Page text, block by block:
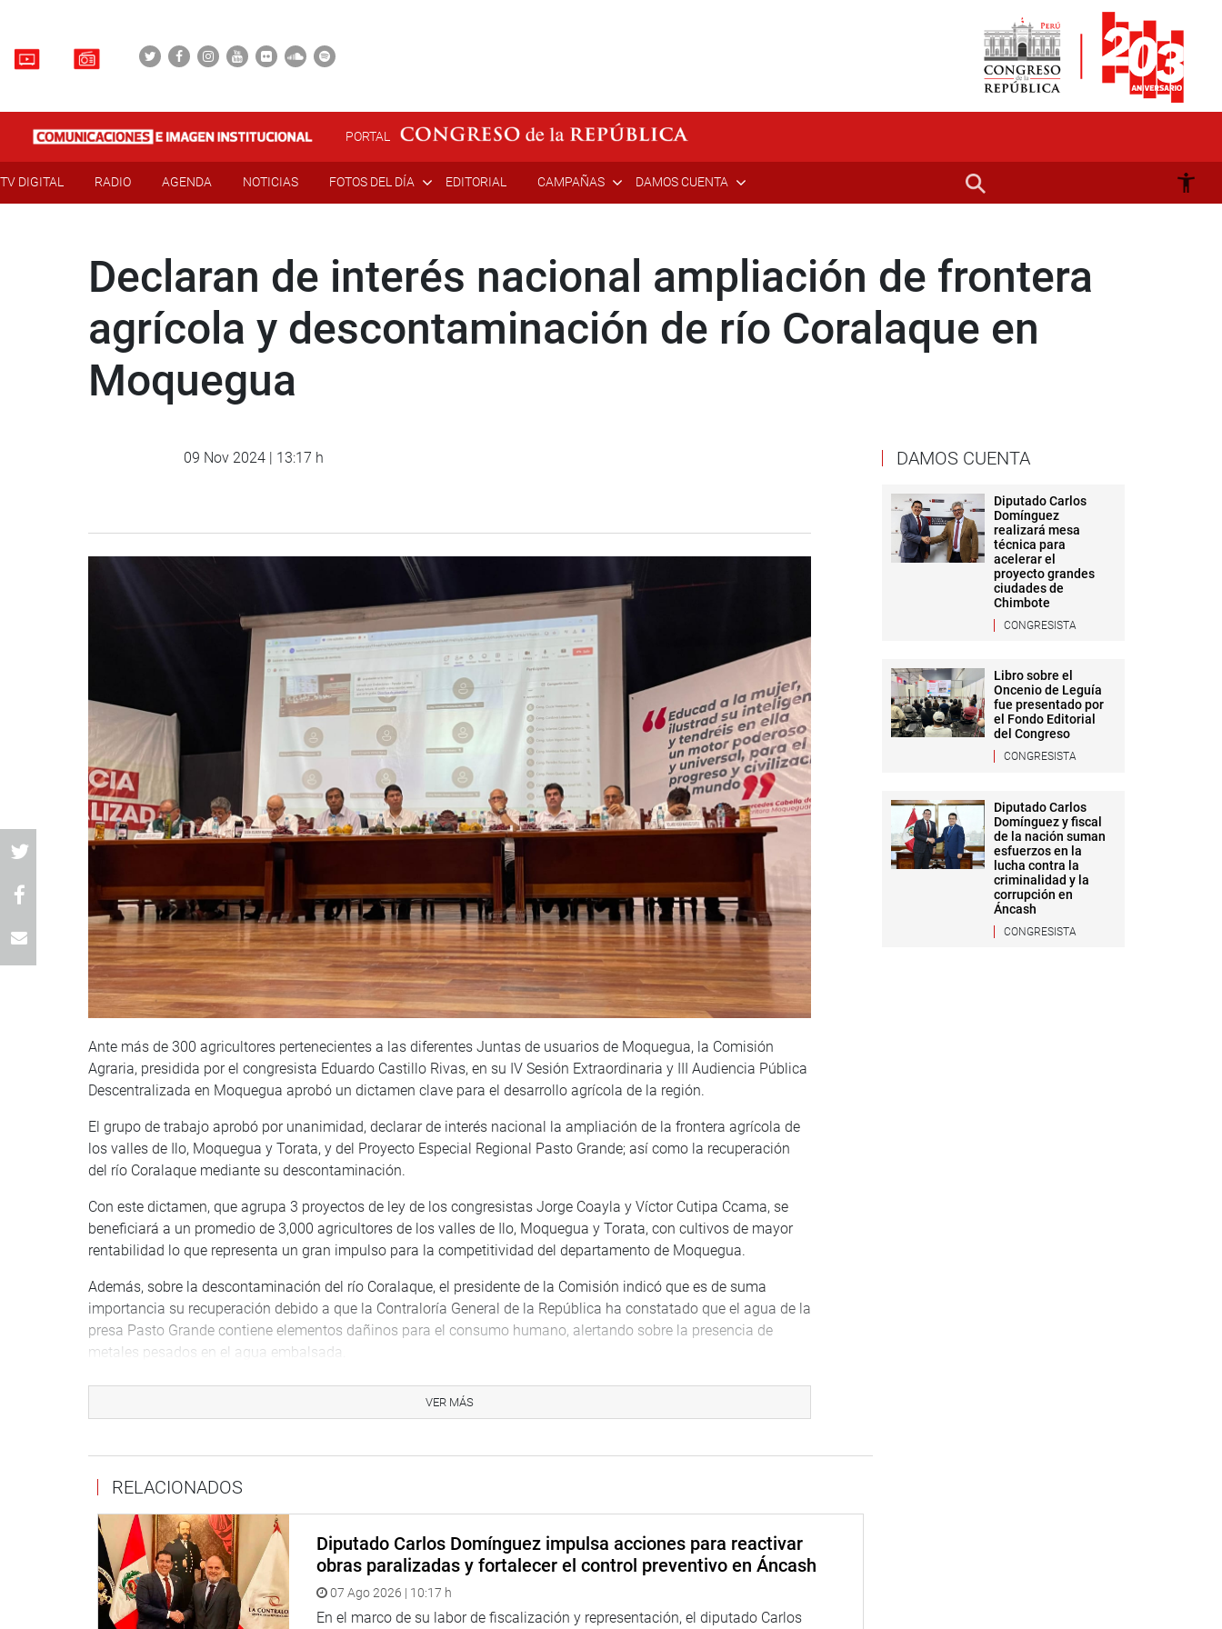
PORTAL
TV DIGITAL RADIO AGENDA NOTICIAS FOTOS DEL DÍA EDITORIAL CAMPAÑAS DAMOS CUENTA
Declaran de interés nacional ampliación de frontera
agrícola y descontaminación de río Coralaque en
Moquegua
09 Nov 2024 | 13:17 h
Ante más de 300 agricultores pertenecientes a las diferentes Juntas de usuarios de Moquegua, la Comisión
Agraria, presidida por el congresista Eduardo Castillo Rivas, en su IV Sesión Extraordinaria y III Audiencia Pública
Descentralizada en Moquegua aprobó un dictamen clave para el desarrollo agrícola de la región.
El grupo de trabajo aprobó por unanimidad, declarar de interés nacional la ampliación de la frontera agrícola de
los valles de Ilo, Moquegua y Torata, y del Proyecto Especial Regional Pasto Grande; así como la recuperación
del río Coralaque mediante su descontaminación.
Con este dictamen, que agrupa 3 proyectos de ley de los congresistas Jorge Coayla y Víctor Cutipa Ccama, se
beneficiará a un promedio de 3,000 agricultores de los valles de Ilo, Moquegua y Torata, con cultivos de mayor
rentabilidad lo que representa un gran impulso para la competitividad del departamento de Moquegua.
Además, sobre la descontaminación del río Coralaque, el presidente de la Comisión indicó que es de suma
importancia su recuperación debido a que la Contraloría General de la República ha constatado que el agua de la
presa Pasto Grande contiene elementos dañinos para el consumo humano, alertando sobre la presencia de
metales pesados en el agua embalsada.
También estuvo presente el viceminstro de Agricultura Familiar e Infraestructura Agraria y Riego, Ivan Ramos
Pastor, quien expuso sobre la “Ampliación de frontera agrícola, problemática de la mosca de la fruta y
que tienen en la región y agradecieron a la Comisión Agraria, debido a que explicaron que es la primera vez que
llega a Moquegua.
COMISIÓN AGRARIA DEL CONGRESO DE LA REPÚBLICA
VER MÁS
RELACIONADOS
Diputado Carlos Domínguez impulsa acciones para reactivar
obras paralizadas y fortalecer el control preventivo en Áncash
07 Ago 2026 | 10:17 h
En el marco de su labor de fiscalización y representación, el diputado Carlos
DAMOS CUENTA
Diputado Carlos
Domínguez
realizará mesa
técnica para
acelerar el
proyecto grandes
ciudades de
Chimbote
CONGRESISTA
Libro sobre el
Oncenio de Leguía
fue presentado por
el Fondo Editorial
del Congreso
CONGRESISTA
Diputado Carlos
Domínguez y fiscal
de la nación suman
esfuerzos en la
lucha contra la
criminalidad y la
corrupción en
Áncash
CONGRESISTA